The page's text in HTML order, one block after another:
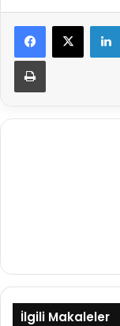
Yazdır
İlgili Makaleler